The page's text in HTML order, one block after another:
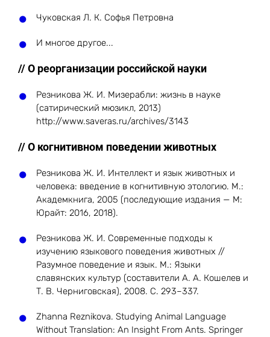
Чуковская Л. К. Софья Петровна
И многое другое...
// О реорганизации российской науки
Резникова Ж. И. Мизерабли: жизнь в науке
(сатирический мюзикл, 2013)
http://www.saveras.ru/archives/3143
// О когнитивном поведении животных
Резникова Ж. И. Интеллект и язык животных и
человека: введение в когнитивную этологию. М.:
Академкнига, 2005 (последующие издания — М:
Юрайт: 2016, 2018).
Резникова Ж. И. Современные подходы к
изучению языкового поведения животных //
Разумное поведение и язык. М.: Языки
славянских культур (составители А. А. Кошелев и
Т. В. Черниговская), 2008. С. 293–337.
Zhanna Reznikova. Studying Animal Language
Without Translation: An Insight From Ants. Springer